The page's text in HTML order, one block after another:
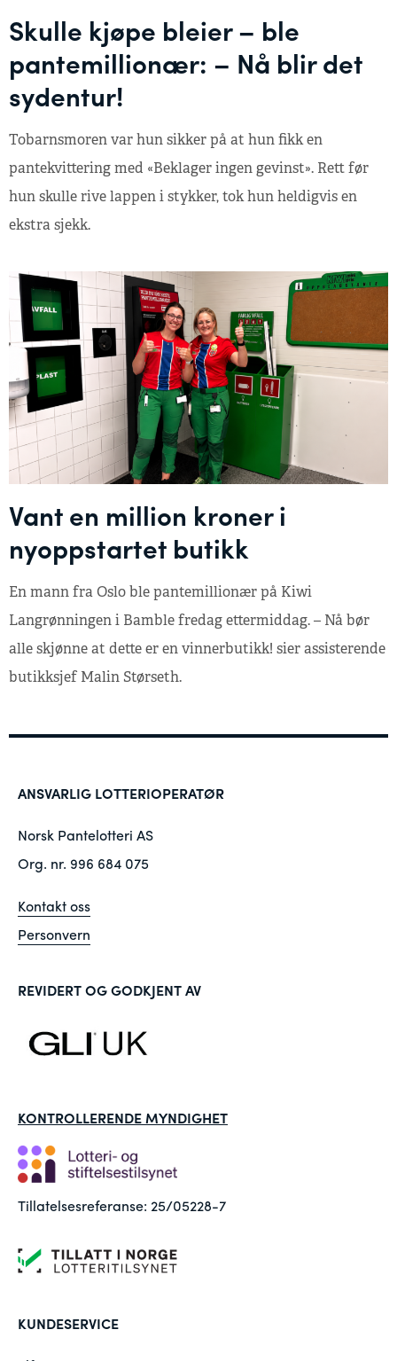
Skulle kjøpe bleier – ble
pantemillionær: – Nå blir det
sydentur!
Tobarnsmoren var hun sikker på at hun fikk en
pantekvittering med «Beklager ingen gevinst». Rett før
hun skulle rive lappen i stykker, tok hun heldigvis en
ekstra sjekk.
Vant en million kroner i
nyoppstartet butikk
En mann fra Oslo ble pantemillionær på Kiwi
Langrønningen i Bamble fredag ettermiddag. – Nå bør
alle skjønne at dette er en vinnerbutikk! sier assisterende
butikksjef Malin Størseth.
ANSVARLIG LOTTERIOPERATØR
Norsk Pantelotteri AS
Org. nr. 996 684 075
Kontakt oss
Personvern
REVIDERT OG GODKJENT AV
KONTROLLERENDE MYNDIGHET
Tillatelsesreferanse: 25/05228-7
KUNDESERVICE